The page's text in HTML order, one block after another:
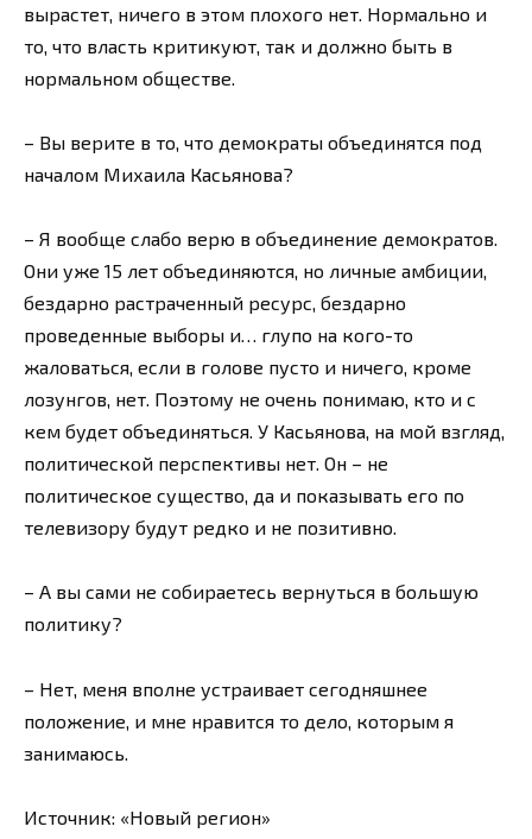
вырастет, ничего в этом плохого нет. Нормально и
то, что власть критикуют, так и должно быть в
нормальном обществе.
– Вы верите в то, что демократы объединятся под
началом Михаила Касьянова?
– Я вообще слабо верю в объединение демократов.
Они уже 15 лет объединяются, но личные амбиции,
бездарно растраченный ресурс, бездарно
проведенные выборы и… глупо на кого-то
жаловаться, если в голове пусто и ничего, кроме
лозунгов, нет. Поэтому не очень понимаю, кто и с
кем будет объединяться. У Касьянова, на мой взгляд,
политической перспективы нет. Он – не
политическое существо, да и показывать его по
телевизору будут редко и не позитивно.
– А вы сами не собираетесь вернуться в большую
политику?
– Нет, меня вполне устраивает сегодняшнее
положение, и мне нравится то дело, которым я
занимаюсь.
Источник: «Новый регион»